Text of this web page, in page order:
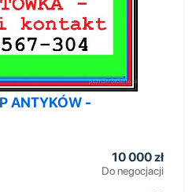
ANTYKÓW -
10 000 zł
Do negocjacji